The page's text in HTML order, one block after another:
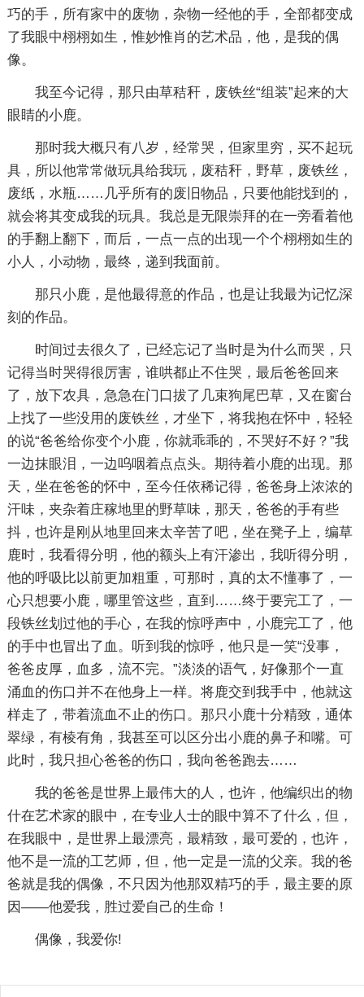
巧的手，所有家中的废物，杂物一经他的手，全部都变成
了我眼中栩栩如生，惟妙惟肖的艺术品，他，是我的偶
像。
我至今记得，那只由草秸秆，废铁丝“组装”起来的大
眼睛的小鹿。
那时我大概只有八岁，经常哭，但家里穷，买不起玩
具，所以他常常做玩具给我玩，废秸秆，野草，废铁丝，
废纸，水瓶……几乎所有的废旧物品，只要他能找到的，
就会将其变成我的玩具。我总是无限崇拜的在一旁看着他
的手翻上翻下，而后，一点一点的出现一个个栩栩如生的
小人，小动物，最终，递到我面前。
那只小鹿，是他最得意的作品，也是让我最为记忆深
刻的作品。
时间过去很久了，已经忘记了当时是为什么而哭，只
记得当时哭得很厉害，谁哄都止不住哭，最后爸爸回来
了，放下农具，急急在门口拔了几束狗尾巴草，又在窗台
上找了一些没用的废铁丝，才坐下，将我抱在怀中，轻轻
的说“爸爸给你变个小鹿，你就乖乖的，不哭好不好？”我
一边抹眼泪，一边呜咽着点点头。期待着小鹿的出现。那
天，坐在爸爸的怀中，至今任依稀记得，爸爸身上浓浓的
汗味，夹杂着庄稼地里的野草味，那天，爸爸的手有些
抖，也许是刚从地里回来太辛苦了吧，坐在凳子上，编草
鹿时，我看得分明，他的额头上有汗渗出，我听得分明，
他的呼吸比以前更加粗重，可那时，真的太不懂事了，一
心只想要小鹿，哪里管这些，直到……终于要完工了，一
段铁丝划过他的手心，在我的惊呼声中，小鹿完工了，他
的手中也冒出了血。听到我的惊呼，他只是一笑“没事，
爸爸皮厚，血多，流不完。”淡淡的语气，好像那个一直
涌血的伤口并不在他身上一样。将鹿交到我手中，他就这
样走了，带着流血不止的伤口。那只小鹿十分精致，通体
翠绿，有棱有角，我甚至可以区分出小鹿的鼻子和嘴。可
此时，我只担心爸爸的伤口，我向爸爸跑去……
我的爸爸是世界上最伟大的人，也许，他编织出的物
什在艺术家的眼中，在专业人士的眼中算不了什么，但，
在我眼中，是世界上最漂亮，最精致，最可爱的，也许，
他不是一流的工艺师，但，他一定是一流的父亲。我的爸
爸就是我的偶像，不只因为他那双精巧的手，最主要的原
因——他爱我，胜过爱自己的生命！
偶像，我爱你!